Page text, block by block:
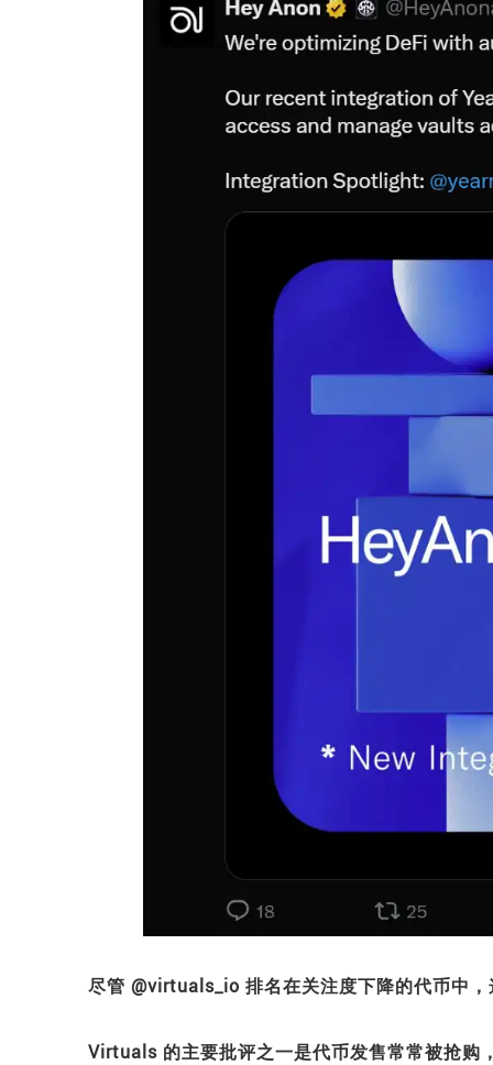
尽管 @virtuals_io 排名在关注度下降的代币中
Virtuals 的主要批评之一是代币发售常常被抢购